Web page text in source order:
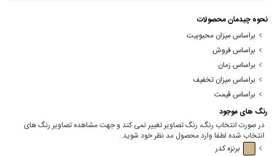
نحوه چیدمان محصولات
براساس میزان محبوبیت
براساس فروش
براساس زمان
براساس میزان تخفیف
براساس قیمت
رنگ های موجود
در صورت انتخاب رنگ، رنگ تصاویر تغییر نمی کند و جهت مشاهده تصاویر رنگ های
انتخاب شده لطفا وارد محصول مد نظر خود شوید.
برنزه کدر